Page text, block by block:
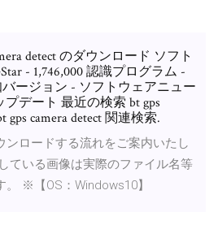
detect のダウンロード ソフト
- 1,746,000 認識プログラム -
バージョン - ソフトウェアニュー
デート 最近の検索 bt gps
gps camera detect 関連検索.
ンロードする流れをご案内いたし
ている画像は実際のファイル名等
。 ※【OS：Windows10】